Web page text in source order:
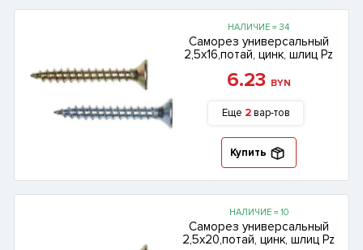
НАЛИЧИЕ = 34
Саморез универсальный
2,5х16,потай, цинк, шлиц Pz
6.23 BYN
Еще 2 вар-тов
Купить
НАЛИЧИЕ = 10
Саморез универсальный
2,5х20,потай, цинк, шлиц Pz